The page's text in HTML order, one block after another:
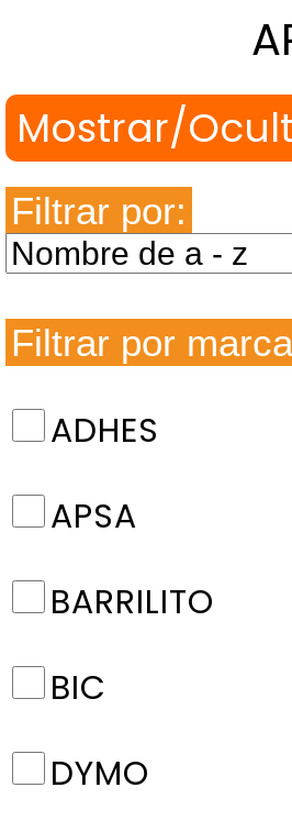
Filtrar por:
Filtrar por
ADHES
APSA
BARRILITO
BIC
DYMO